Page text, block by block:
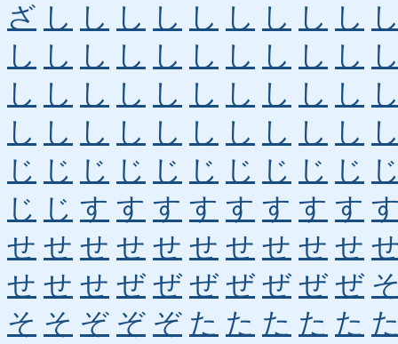
ざ し し し し し し し し し
し し し し し し し し し し
し し し し し し し し し し
し し し し し し し し し し
じ じ じ じ じ じ じ じ じ じ
じ じ す す す す す す す す
せ せ せ せ せ せ せ せ せ せ
せ せ せ ぜ ぜ ぜ ぜ ぜ ぜ ぜ
そ そ ぞ ぞ ぞ た た た た た